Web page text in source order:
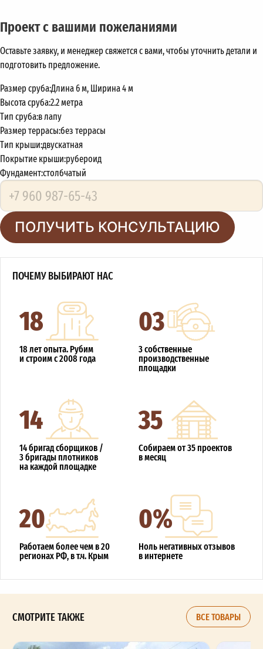
Проект с вашими пожеланиями
Оставьте заявку, и менеджер свяжется с вами, чтобы уточнить детали и
подготовить предложение.
Размер сруба:Длина 6 м, Ширина 4 м
Высота сруба:2.2 метра
Тип сруба:в лапу
Размер террасы:без террасы
Тип крыши:двускатная
Покрытие крыши:рубероид
Фундамент:столбчатый
ПОЛУЧИТЬ КОНСУЛЬТАЦИЮ
ПОЧЕМУ ВЫБИРАЮТ НАС
18
18 лет опыта. Рубим
и строим с 2008 года
03
3 собственные
производственные
площадки
14
14 бригад сборщиков /
3 бригады плотников
на каждой площадке
35
Собираем от 35 проектов
в месяц
20
Работаем более чем в 20
регионах РФ, в т.ч. Крым
0%
Ноль негативных отзывов
в интернете
СМОТРИТЕ ТАКЖЕ ВСЕ ТОВАРЫ